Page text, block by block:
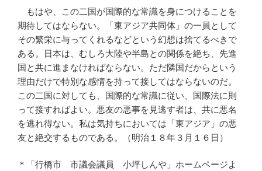
もはや、この二国が国際的な常識を身につけることを
期待してはならない。「東アジア共同体」の一員として
その繁栄に与ってくれるなどという幻想は捨てるべきで
ある。日本は、むしろ大陸や半島との関係を絶ち、先進
国と共に進まなければならない。ただ隣国だからという
理由だけで特別な感情を持って接してはならないのだ。
この二国に対しても、国際的な常識に従い、国際法に則
って接すればよい。悪友の悪事を見逃す者は、共に悪名
を逃れ得ない。私は気持ちにおいては「東アジア」の悪
友と絶交するものである。（明治１８年３月１６日）
＊「行橋市 市議会議員 小坪しんや」ホームページよ